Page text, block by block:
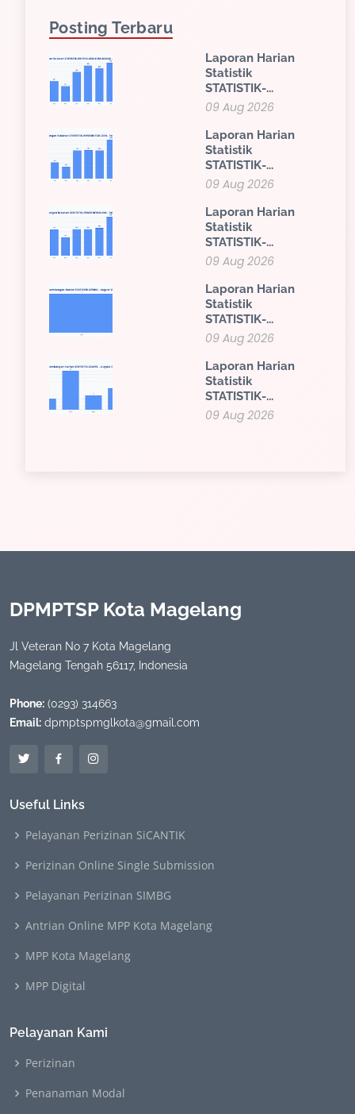
Posting Terbaru
Laporan Harian
Statistik
STATISTIK-...
09 Aug 2026
Laporan Harian
Statistik
STATISTIK-...
09 Aug 2026
Laporan Harian
Statistik
STATISTIK-...
09 Aug 2026
Laporan Harian
Statistik
STATISTIK-...
09 Aug 2026
Laporan Harian
Statistik
STATISTIK-...
09 Aug 2026
DPMPTSP Kota Magelang
Jl Veteran No 7 Kota Magelang
Magelang Tengah 56117, Indonesia
Phone: (0293) 314663
Email: dpmptspmglkota@gmail.com
Useful Links
Pelayanan Perizinan SiCANTIK
Perizinan Online Single Submission
Pelayanan Perizinan SIMBG
Antrian Online MPP Kota Magelang
MPP Kota Magelang
MPP Digital
Pelayanan Kami
Perizinan
Penanaman Modal